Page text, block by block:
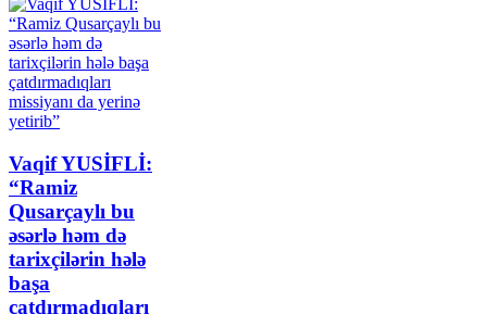
Vaqif YUSİFLİ:
“Ramiz
Qusarçaylı bu
əsərlə həm də
tarixçilərin hələ
başa
çatdırmadıqları